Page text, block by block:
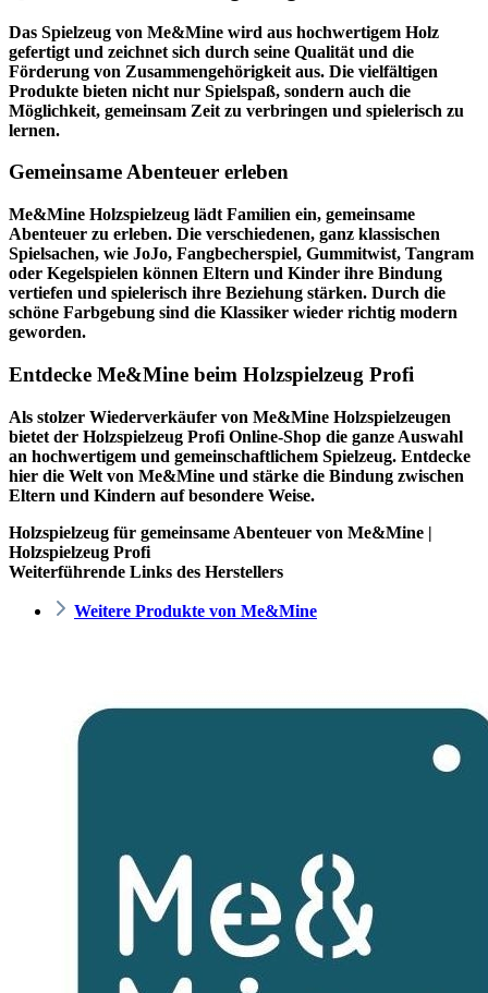
Das Spielzeug von Me&Mine wird aus hochwertigem Holz
gefertigt und zeichnet sich durch seine Qualität und die
Förderung von Zusammengehörigkeit aus. Die vielfältigen
Produkte bieten nicht nur Spielspaß, sondern auch die
Möglichkeit, gemeinsam Zeit zu verbringen und spielerisch zu
lernen.
Gemeinsame Abenteuer erleben
Me&Mine Holzspielzeug lädt Familien ein, gemeinsame
Abenteuer zu erleben. Die verschiedenen, ganz klassischen
Spielsachen, wie JoJo, Fangbecherspiel, Gummitwist, Tangram
oder Kegelspielen können Eltern und Kinder ihre Bindung
vertiefen und spielerisch ihre Beziehung stärken. Durch die
schöne Farbgebung sind die Klassiker wieder richtig modern
geworden.
Entdecke Me&Mine beim Holzspielzeug Profi
Als stolzer Wiederverkäufer von Me&Mine Holzspielzeugen
bietet der Holzspielzeug Profi Online-Shop die ganze Auswahl
an hochwertigem und gemeinschaftlichem Spielzeug. Entdecke
hier die Welt von Me&Mine und stärke die Bindung zwischen
Eltern und Kindern auf besondere Weise.
Holzspielzeug für gemeinsame Abenteuer von Me&Mine |
Holzspielzeug Profi
Weiterführende Links des Herstellers
Weitere Produkte von Me&Mine